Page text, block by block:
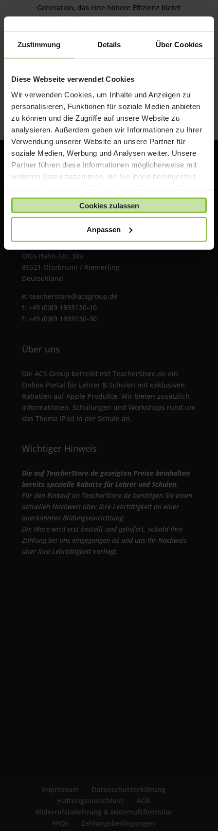
Zustimmung Details Über Cookies
Diese Webseite verwendet Cookies
Wir verwenden Cookies, um Inhalte und Anzeigen zu
personalisieren, Funktionen für soziale Medien anbieten
zu können und die Zugriffe auf unsere Website zu
analysieren. Außerdem geben wir Informationen zu Ihrer
Verwendung unserer Website an unsere Partner für
soziale Medien, Werbung und Analysen weiter. Unsere
Partner führen diese Informationen möglicherweise mit
weiteren Daten zusammen, die Sie ihnen bereitgestellt
gesammelt haben.
Cookies zulassen
Anpassen
Generation, das eine höhere Effizienz bietet
als das in den meisten Ladegeräten
verwendete Silizium. Der Galliumnitrid-
Chip hat viele Vorteile, darunter eine
QuickCharge 3.0 ist ein spezielles System,
das Gerät überladen wird.
ACS Group GmbH
Otto-Hahn-Str. 38a
85521 Ottobrunn / Riemerling
Deutschland
e: teacherstore@acsgroup.de
t: +49 (0)89 1893130-10
f: +49 (0)89 1893130-30
Über uns
Die ACS Group betreibt mit TeacherStore.de ein
Online Portal für Lehrer & Schulen mit exklusiven
Rabatten auf Apple Produkte. Wir bieten zusätzlich
Informationen, Schulungen und Workshops rund um
das Thema iPad in der Schule an.
Wichtiger Hinweis
Die auf TeacherStore.de gezeigten Preise beinhalten
bereits spezielle Rabatte für Lehrer und Schulen.
Für den Einkauf im TeacherStore.de benötigen Sie einen
aktuellen Nachweis über Ihre Lehrtätigkeit an einer
anerkannten Bildungseinrichtung.
Die Ware wird erst bestellt und geliefert, sobald Ihre
Zahlung bei uns eingegangen ist und uns Ihr Nachweis
über Ihre Lehrtätigkeit vorliegt.
Impressum
Datenschutzerklärung
Haftungsausschluss
AGB
Widerrufsbelehrung & Widerrufsformular
FAQs
Zahlungsbedingungen